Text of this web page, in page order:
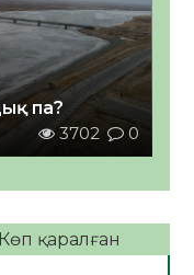
па?
3702 0
Көп қаралған